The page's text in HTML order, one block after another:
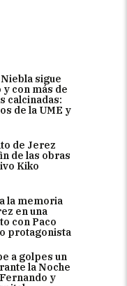
sigue
con más de
calcinadas:
de la UME y
de Jerez
de las obras
Kiko
la memoria
en una
con Paco
protagonista
a golpes un
la Noche
y